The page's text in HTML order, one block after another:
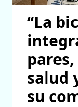
“La
salud
su